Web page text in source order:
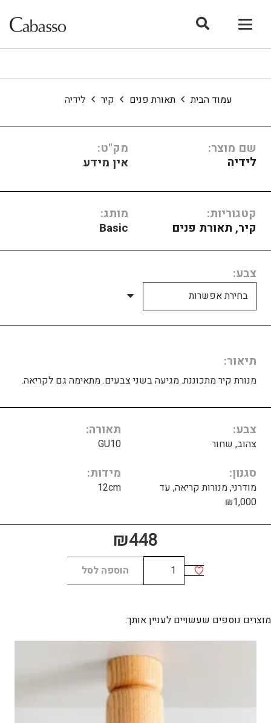
עמוד הבית תאורת פנים קיר לידיה
שם מוצר:
לידיה
מק"ט:
אין מידע
קטגוריות:
קיר, תאורת פנים
מותג:
Basic
צבע
תיאור
מנורת קיר מתכוננת. מגיעה בשני צבעים. מתאימה גם לקריאה.
צבע
צהוב, שחור
תאורה
GU10
סגנון
מודרני, מנורות קריאה, עד
₪1,000
מידות
12cm
₪448
כמות
של
הוספה לסל
מוצרים נוספים שעשויים לעניין אותך: